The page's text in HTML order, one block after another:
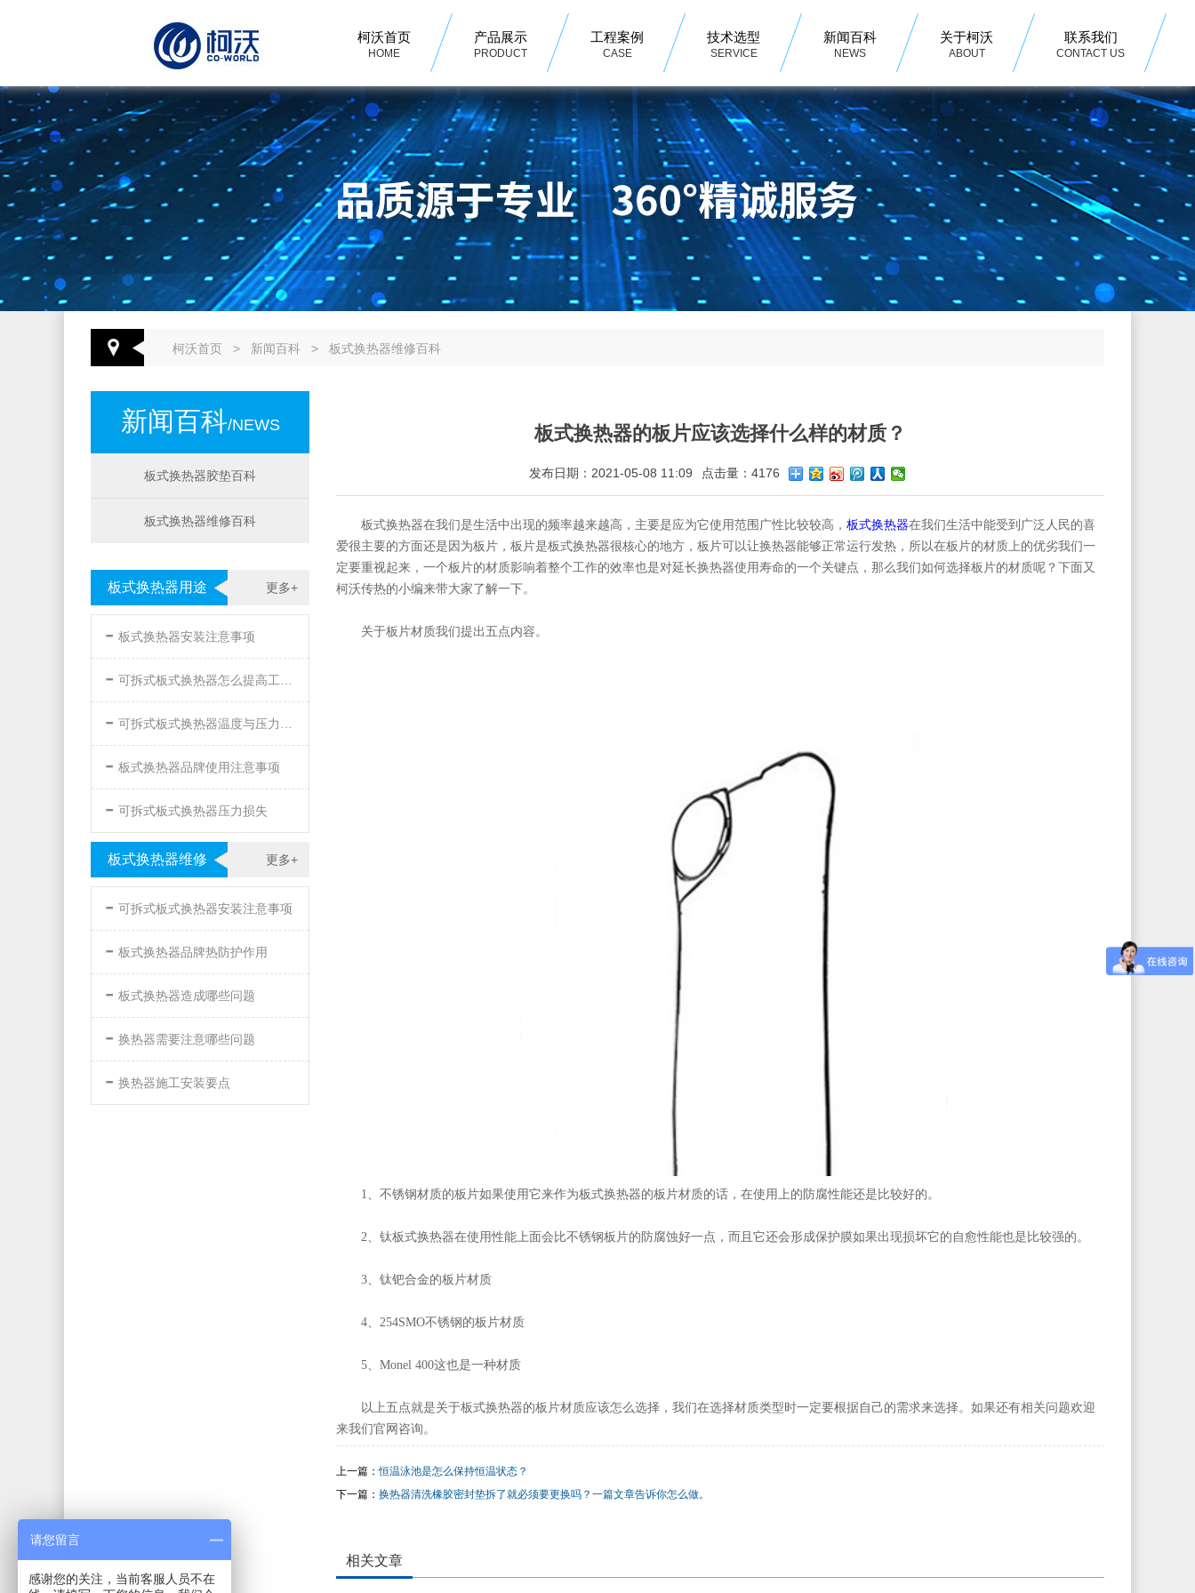
柯沃首页
HOME
产品展示
PRODUCT
工程案例
CASE
技术选型
SERVICE
新闻百科
NEWS
关于柯沃
ABOUT
联系我们
CONTACT US
柯沃首页 > 新闻百科 > 板式换热器维修百科
新闻百科/NEWS
板式换热器胶垫百科
板式换热器维修百科
更多+
板式换热器用途
- 板式换热器安装注意事项
- 可拆式板式换热器怎么提高工作效率
- 可拆式板式换热器温度与压力的要求
- 板式换热器品牌使用注意事项
- 可拆式板式换热器压力损失
更多+
板式换热器维修
- 可拆式板式换热器安装注意事项
- 板式换热器品牌热防护作用
- 板式换热器造成哪些问题
- 换热器需要注意哪些问题
- 换热器施工安装要点
板式换热器的板片应该选择什么样的材质？
发布日期：2021-05-08 11:09 点击量：4176
板式换热器在我们是生活中出现的频率越来越高，主要是应为它使用范围广性比较较高， 板式换热器在我们生活中能受到广泛人民的喜
爱很主要的方面还是因为板片，板片是板式换热器很核心的地方，板片可以让换热器能够正常运行发热，所以在板片的材质上的优劣我们一
定要重视起来，一个板片的材质影响着整个工作的效率也是对延长换热器使用寿命的一个关键点，那么我们如何选择板片的材质呢？下面又
柯沃传热的小编来带大家了解一下。
关于板片材质我们提出五点内容。
1、不锈钢材质的板片如果使用它来作为板式换热器的板片材质的话，在使用上的防腐性能还是比较好的。
2、钛板式换热器在使用性能上面会比不锈钢板片的防腐蚀好一点，而且它还会形成保护膜如果出现损坏它的自愈性能也是比较强的。
3、钛钯合金的板片材质
4、254SMO不锈钢的板片材质
5、Monel 400这也是一种材质
以上五点就是关于板式换热器的板片材质应该怎么选择，我们在选择材质类型时一定要根据自己的需求来选择。如果还有相关问题欢迎
来我们官网咨询。
上一篇：恒温泳池是怎么保持恒温状态？
下一篇： 换热器清洗橡胶密封垫拆了就必须要更换吗？一篇文章告诉你怎么做。
相关文章
请您留言
感谢您的关注，当前客服人员不在